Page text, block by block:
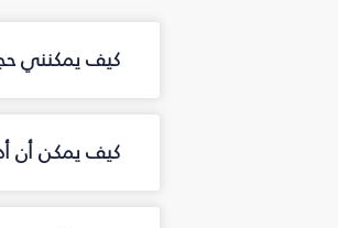
كيف يمكنني
كيف يمكن أن